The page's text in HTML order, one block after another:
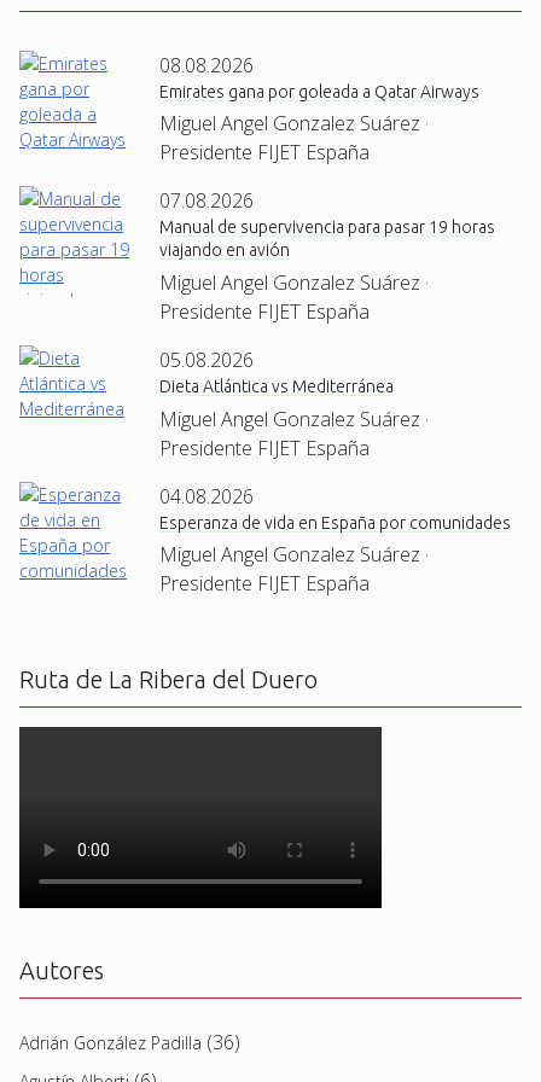
08.08.2026
Emirates gana por goleada a Qatar Airways
Miguel Angel Gonzalez Suárez ·
Presidente FIJET España
07.08.2026
Manual de supervivencia para pasar 19 horas
viajando en avión
Miguel Angel Gonzalez Suárez ·
Presidente FIJET España
05.08.2026
Dieta Atlántica vs Mediterránea
Miguel Angel Gonzalez Suárez ·
Presidente FIJET España
04.08.2026
Esperanza de vida en España por comunidades
Miguel Angel Gonzalez Suárez ·
Presidente FIJET España
Ruta de La Ribera del Duero
Autores
Adrián González Padilla (36)